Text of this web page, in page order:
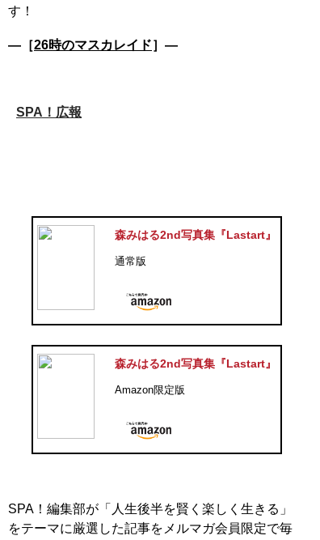
―［26時のマスカレイド］―
SPA！広報
森みはる2nd写真集『Lastart』
通常版
森みはる2nd写真集『Lastart』
Amazon限定版
SPA！編集部が「人生後半を賢く楽しく生きる」
をテーマに厳選した記事をメルマガ会員限定で毎